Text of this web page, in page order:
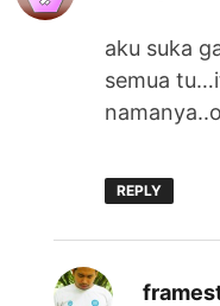
aku suka
semua
REPLY